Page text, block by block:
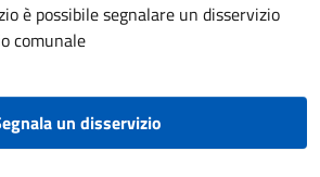
è possibile segnalare un disservizio
comunale
un disservizio